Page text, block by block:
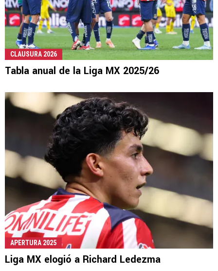
CLAUSURA 2026
Tabla anual de la Liga MX 2025/26
APERTURA 2025
Liga MX elogió a Richard Ledezma